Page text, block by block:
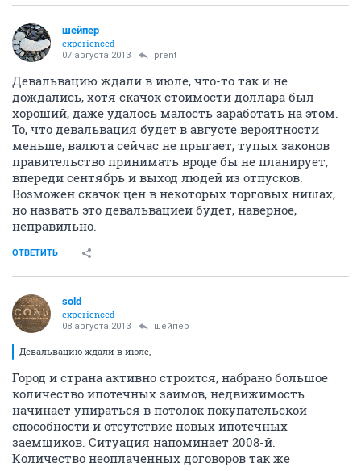
шейпер
experienced
07 августа 2013 prent
Девальвацию ждали в июле, что-то так и не
дождались, хотя скачок стоимости доллара был
хороший, даже удалось малость заработать на этом.
То, что девальвация будет в августе вероятности
меньше, валюта сейчас не прыгает, тупых законов
правительство принимать вроде бы не планирует,
впереди сентябрь и выход людей из отпусков.
Возможен скачок цен в некоторых торговых нишах,
но назвать это девальвацией будет, наверное,
неправильно.
ОТВЕТИТЬ
sold
experienced
08 августа 2013 шейпер
Девальвацию ждали в июле,
Город и страна активно строится, набрано большое
количество ипотечных займов, недвижимость
начинает упираться в потолок покупательской
способности и отсутствие новых ипотечных
заемщиков. Ситуация напоминает 2008-й.
Количество неоплаченных договоров так же